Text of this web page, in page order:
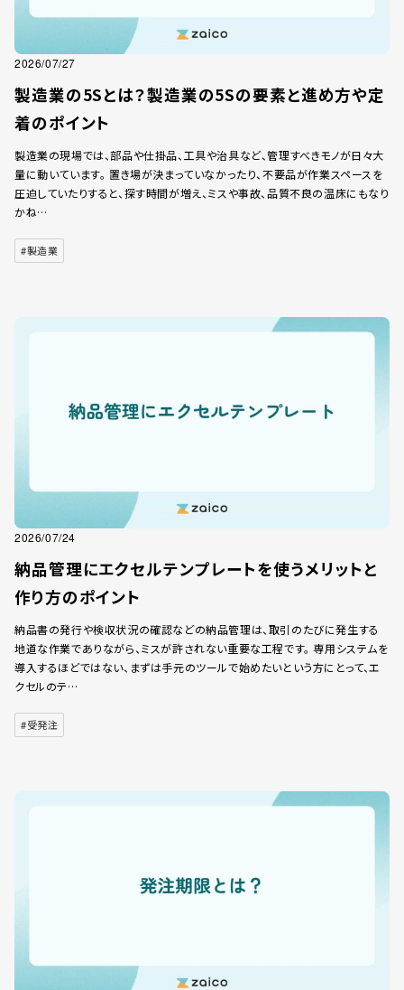
2026/07/27
製造業の5Sとは？製造業の5Sの要素と進め方や定
着のポイント
製造業の現場では、部品や仕掛品、工具や治具など、管理すべきモノが日々大
量に動いています。 置き場が決まっていなかったり、不要品が作業スペースを
圧迫していたりすると、探す時間が増え、ミスや事故、品質不良の温床にもなり
かね…
#製造業
2026/07/24
納品管理にエクセルテンプレートを使うメリットと
作り方のポイント
納品書の発行や検収状況の確認などの納品管理は、取引のたびに発生する
地道な作業でありながら、ミスが許されない重要な工程です。 専用システムを
導入するほどではない、まずは手元のツールで始めたいという方にとって、エ
クセルのテ…
#受発注